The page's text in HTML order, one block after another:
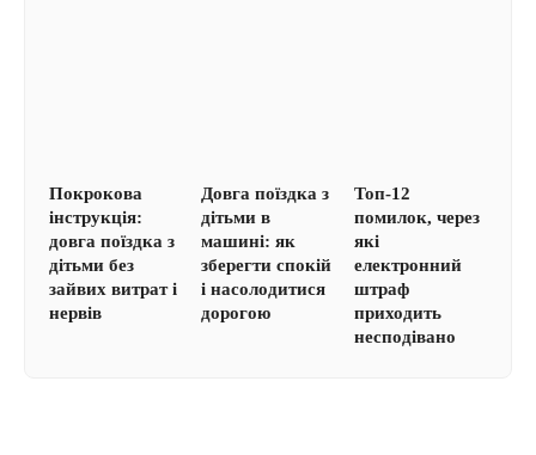
Покрокова
інструкція:
довга поїздка з
дітьми без
зайвих витрат і
нервів
Довга поїздка з
дітьми в
машині: як
зберегти спокій
і насолодитися
дорогою
Топ-12
помилок, через
які
електронний
штраф
приходить
несподівано